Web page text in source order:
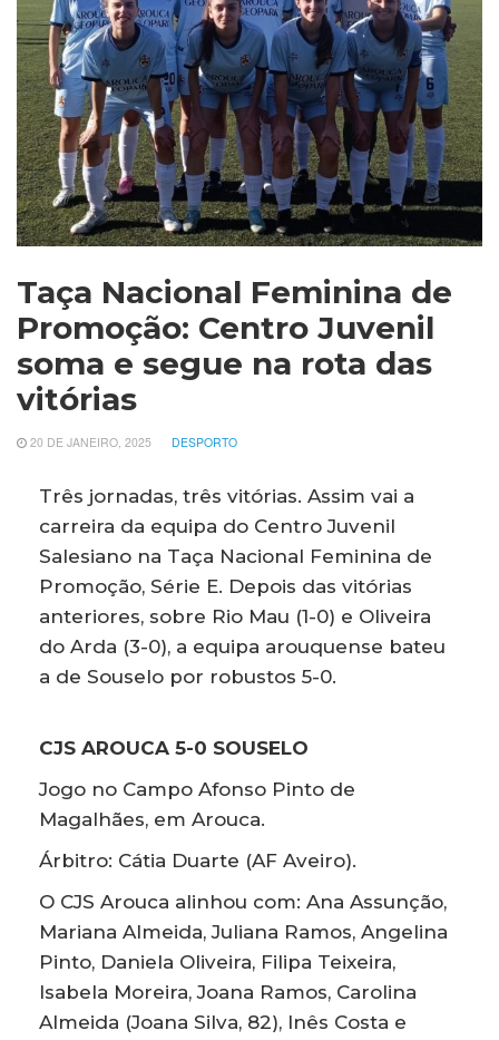
Taça Nacional Feminina de
Promoção: Centro Juvenil
soma e segue na rota das
vitórias
20 DE JANEIRO, 2025 DESPORTO
Três jornadas, três vitórias. Assim vai a
carreira da equipa do Centro Juvenil
Salesiano na Taça Nacional Feminina de
Promoção, Série E. Depois das vitórias
anteriores, sobre Rio Mau (1-0) e Oliveira
do Arda (3-0), a equipa arouquense bateu
a de Souselo por robustos 5-0.
CJS AROUCA 5-0 SOUSELO
Jogo no Campo Afonso Pinto de
Magalhães, em Arouca.
Árbitro: Cátia Duarte (AF Aveiro).
O CJS Arouca alinhou com: Ana Assunção,
Mariana Almeida, Juliana Ramos, Angelina
Pinto, Daniela Oliveira, Filipa Teixeira,
Isabela Moreira, Joana Ramos, Carolina
Almeida (Joana Silva, 82), Inês Costa e